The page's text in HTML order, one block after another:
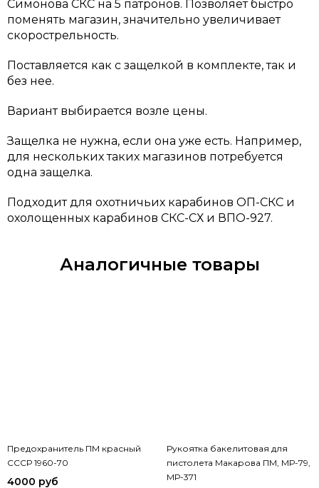
Симонова СКС на 5 патронов. Позволяет быстро
поменять магазин, значительно увеличивает
скорострельность.
Поставляется как с защелкой в комплекте, так и
без нее.
Вариант выбирается возле цены.
Защелка не нужна, если она уже есть. Например,
для нескольких таких магазинов потребуется
одна защелка.
Подходит для охотничьих карабинов ОП-СКС и
охолощенных карабинов СКС-СХ и ВПО-927.
Аналогичные товары
Предохранитель ПМ красный
СССР 1960-70
4000 руб
Рукоятка бакелитовая для
пистолета Макарова ПМ, МР-79,
МР-371